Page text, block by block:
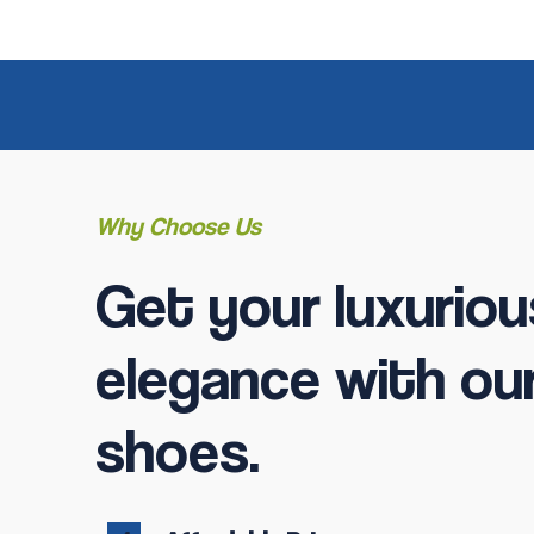
Why Choose Us
Get your
elegance with
shoes.